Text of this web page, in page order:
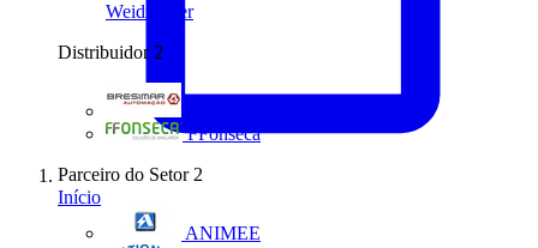
Weidmüller
Distribuidor 2
FFonseca
Parceiro do Setor 2
ANIMEE
Início